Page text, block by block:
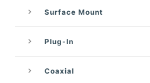
Surface Mount
Plug-In
Coaxial